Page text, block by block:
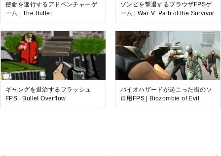
使命を遂行するアドベンチャーゲ
ーム | The Bullet
ゾンビを撃退するブラウザFPSゲ
ーム | War V: Path of the Survivor
ギャングを退治するフラッシュ
FPS | Bullet Overflow
バイオハザードが起こった街のソ
ロ用FPS | Biozombie of Evil